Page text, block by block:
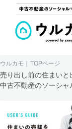
ウルカモ｜TOPページ
売り出し前の住まいと
中古不動産のソーシャ